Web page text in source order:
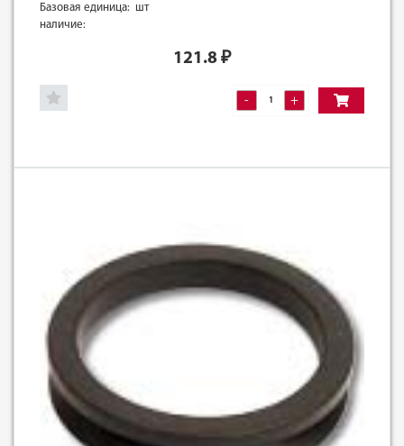
Базовая единица: шт
наличие:
121.8 ₽
- +